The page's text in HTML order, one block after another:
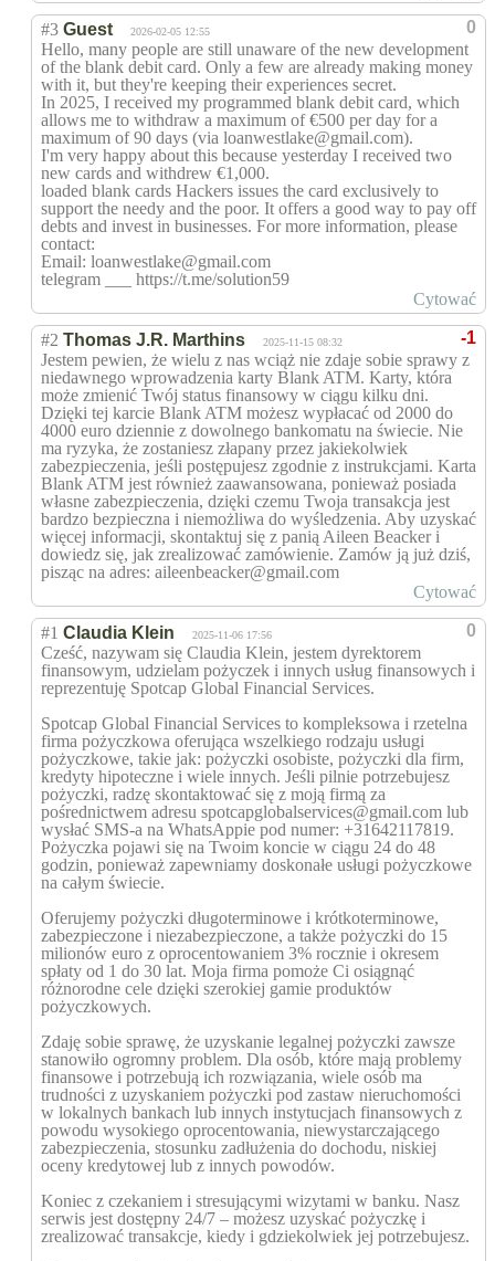
0
#3 Guest 2026-02-05 12:55
Hello, many people are still unaware of the new development
of the blank debit card. Only a few are already making money
with it, but they're keeping their experiences secret.
In 2025, I received my programmed blank debit card, which
allows me to withdraw a maximum of €500 per day for a
maximum of 90 days (via loanwestlake@gmail.com).
I'm very happy about this because yesterday I received two
new cards and withdrew €1,000.
loaded blank cards Hackers issues the card exclusively to
support the needy and the poor. It offers a good way to pay off
debts and invest in businesses. For more information, please
contact:
Email: loanwestlake@gmail.com
telegram ___ https://t.me/solution59
Cytować
-1
#2 Thomas J.R. Marthins 2025-11-15 08:32
Jestem pewien, że wielu z nas wciąż nie zdaje sobie sprawy z
niedawnego wprowadzenia karty Blank ATM. Karty, która
może zmienić Twój status finansowy w ciągu kilku dni.
Dzięki tej karcie Blank ATM możesz wypłacać od 2000 do
4000 euro dziennie z dowolnego bankomatu na świecie. Nie
ma ryzyka, że ​​zostaniesz złapany przez jakiekolwiek
zabezpieczenia, jeśli postępujesz zgodnie z instrukcjami. Karta
Blank ATM jest również zaawansowana, ponieważ posiada
własne zabezpieczenia, dzięki czemu Twoja transakcja jest
bardzo bezpieczna i niemożliwa do wyśledzenia. Aby uzyskać
więcej informacji, skontaktuj się z panią Aileen Beacker i
dowiedz się, jak zrealizować zamówienie. Zamów ją już dziś,
pisząc na adres: aileenbeacker@gmail.com
Cytować
0
#1 Claudia Klein 2025-11-06 17:56
Cześć, nazywam się Claudia Klein, jestem dyrektorem
finansowym, udzielam pożyczek i innych usług finansowych i
reprezentuję Spotcap Global Financial Services.
Spotcap Global Financial Services to kompleksowa i rzetelna
firma pożyczkowa oferująca wszelkiego rodzaju usługi
pożyczkowe, takie jak: pożyczki osobiste, pożyczki dla firm,
kredyty hipoteczne i wiele innych. Jeśli pilnie potrzebujesz
pożyczki, radzę skontaktować się z moją firmą za
pośrednictwem adresu spotcapglobalservices@gmail.com lub
wysłać SMS-a na WhatsAppie pod numer: +31642117819.
Pożyczka pojawi się na Twoim koncie w ciągu 24 do 48
godzin, ponieważ zapewniamy doskonałe usługi pożyczkowe
na całym świecie.
Oferujemy pożyczki długoterminowe i krótkoterminowe,
zabezpieczone i niezabezpieczone, a także pożyczki do 15
milionów euro z oprocentowaniem 3% rocznie i okresem
spłaty od 1 do 30 lat. Moja firma pomoże Ci osiągnąć
różnorodne cele dzięki szerokiej gamie produktów
pożyczkowych.
Zdaję sobie sprawę, że uzyskanie legalnej pożyczki zawsze
stanowiło ogromny problem. Dla osób, które mają problemy
finansowe i potrzebują ich rozwiązania, wiele osób ma
trudności z uzyskaniem pożyczki pod zastaw nieruchomości
w lokalnych bankach lub innych instytucjach finansowych z
powodu wysokiego oprocentowania, niewystarczającego
zabezpieczenia, stosunku zadłużenia do dochodu, niskiej
oceny kredytowej lub z innych powodów.
Koniec z czekaniem i stresującymi wizytami w banku. Nasz
serwis jest dostępny 24/7 – możesz uzyskać pożyczkę i
zrealizować transakcje, kiedy i gdziekolwiek jej potrzebujesz.